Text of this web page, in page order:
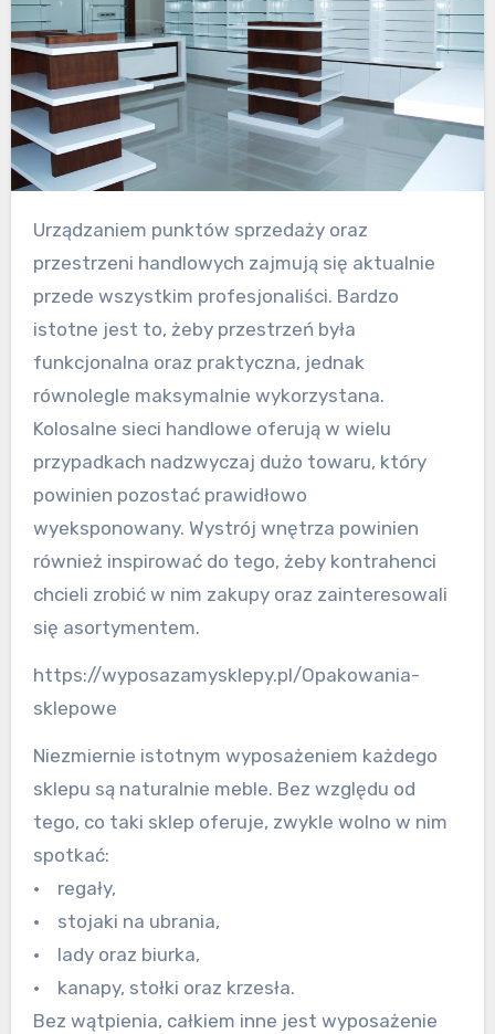
Urządzaniem punktów sprzedaży oraz
przestrzeni handlowych zajmują się aktualnie
przede wszystkim profesjonaliści. Bardzo
istotne jest to, żeby przestrzeń była
funkcjonalna oraz praktyczna, jednak
równolegle maksymalnie wykorzystana.
Kolosalne sieci handlowe oferują w wielu
przypadkach nadzwyczaj dużo towaru, który
powinien pozostać prawidłowo
wyeksponowany. Wystrój wnętrza powinien
również inspirować do tego, żeby kontrahenci
chcieli zrobić w nim zakupy oraz zainteresowali
się asortymentem.
https://wyposazamysklepy.pl/Opakowania-
sklepowe
Niezmiernie istotnym wyposażeniem każdego
sklepu są naturalnie meble. Bez względu od
tego, co taki sklep oferuje, zwykle wolno w nim
spotkać:
• regały,
• stojaki na ubrania,
• lady oraz biurka,
• kanapy, stołki oraz krzesła.
Bez wątpienia, całkiem inne jest wyposażenie